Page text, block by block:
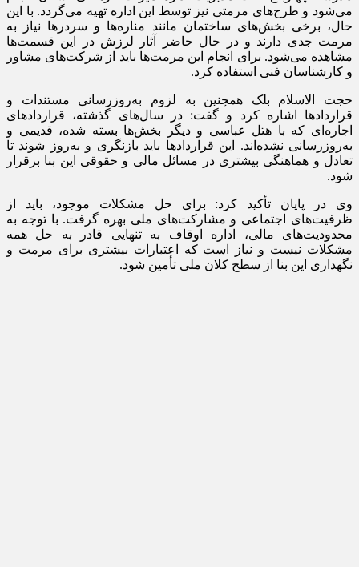
می‌شود و طرح‌های مرمتی نیز توسط این اداره تهیه می‌گردد. با این
حال، برخی بخش‌های ساختمان مانند مناره‌ها و سردرها نیاز به
مرمت جدی دارند و در حال حاضر آثار لرزش در این قسمت‌ها
مشاهده می‌شود. برای انجام این مرمت‌ها باید از شرکت‌های مشاور
و کارشناسان فنی استفاده کرد.
حجت الاسلام بلک همچنین به لزوم به‌روزرسانی مستندات و
قراردادها اشاره کرد و گفت: در سال‌های گذشته، قراردادهای
اجاره‌ای که با هتل عباسی و دیگر بخش‌ها بسته شده، قدیمی و
به‌روزرسانی نشده‌اند. این قراردادها باید بازنگری و به‌روز شوند تا
تعادل و هماهنگی بیشتری در مسائل مالی و حقوقی این بنا برقرار
شود.
وی در پایان تأکید کرد: برای حل مشکلات موجود، باید از
ظرفیت‌های اجتماعی و مشارکت‌های ملی بهره گرفت. با توجه به
محدودیت‌های مالی، اداره اوقاف به تنهایی قادر به حل همه
مشکلات نیست و نیاز است که اعتبارات بیشتری برای مرمت و
نگهداری این بنا از سطح کلان ملی تأمین شود.